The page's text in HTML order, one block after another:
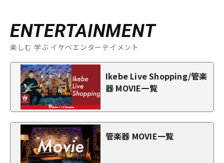
ENTERTAINMENT
楽しむ 学ぶ イケベエンターテイメント
Ikebe Live Shopping/管楽
器 MOVIE一覧
管楽器 MOVIE一覧